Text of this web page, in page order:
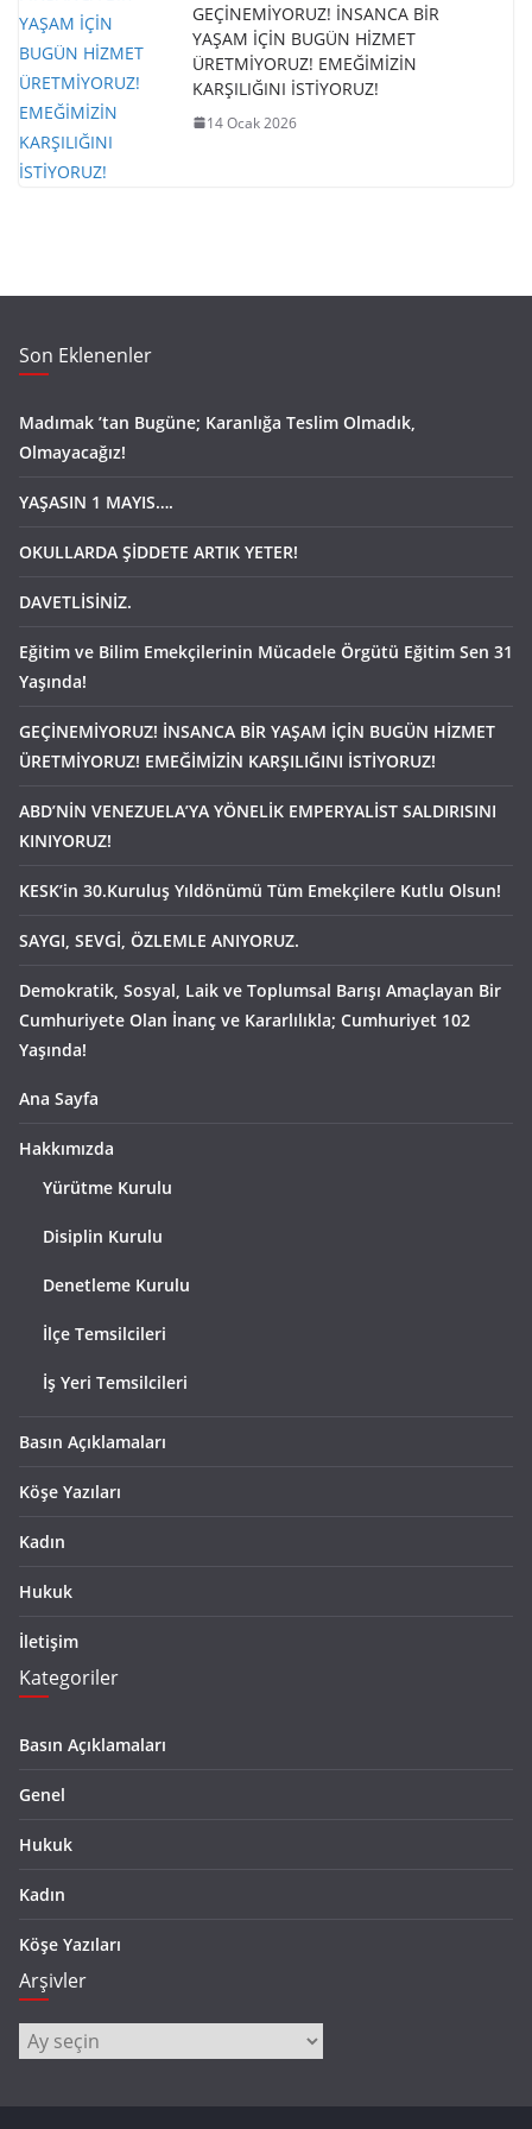
GEÇİNEMİYORUZ! İNSANCA BİR
YAŞAM İÇİN BUGÜN HİZMET
ÜRETMİYORUZ! EMEĞİMİZİN
KARŞILIĞINI İSTİYORUZ!
14 Ocak 2026
Son Eklenenler
Madımak ’tan Bugüne; Karanlığa Teslim Olmadık,
Olmayacağız!
YAŞASIN 1 MAYIS….
OKULLARDA ŞİDDETE ARTIK YETER!
DAVETLİSİNİZ.
Eğitim ve Bilim Emekçilerinin Mücadele Örgütü Eğitim Sen 31
Yaşında!
GEÇİNEMİYORUZ! İNSANCA BİR YAŞAM İÇİN BUGÜN HİZMET
ÜRETMİYORUZ! EMEĞİMİZİN KARŞILIĞINI İSTİYORUZ!
ABD’NİN VENEZUELA’YA YÖNELİK EMPERYALİST SALDIRISINI
KINIYORUZ!
KESK’in 30.Kuruluş Yıldönümü Tüm Emekçilere Kutlu Olsun!
SAYGI, SEVGİ, ÖZLEMLE ANIYORUZ.
Demokratik, Sosyal, Laik ve Toplumsal Barışı Amaçlayan Bir
Cumhuriyete Olan İnanç ve Kararlılıkla; Cumhuriyet 102
Yaşında!
Ana Sayfa
Hakkımızda
Yürütme Kurulu
Disiplin Kurulu
Denetleme Kurulu
İlçe Temsilcileri
İş Yeri Temsilcileri
Basın Açıklamaları
Köşe Yazıları
Kadın
Hukuk
İletişim
Kategoriler
Basın Açıklamaları
Genel
Hukuk
Kadın
Köşe Yazıları
Arşivler
Arşivler